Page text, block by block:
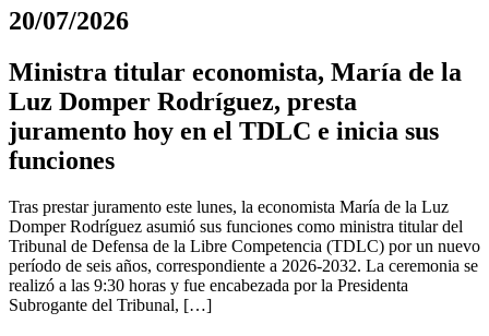
20/07/2026
Ministra titular economista, María de la
Luz Domper Rodríguez, presta
juramento hoy en el TDLC e inicia sus
funciones
Tras prestar juramento este lunes, la economista María de la Luz
Domper Rodríguez asumió sus funciones como ministra titular del
Tribunal de Defensa de la Libre Competencia (TDLC) por un nuevo
período de seis años, correspondiente a 2026-2032. La ceremonia se
realizó a las 9:30 horas y fue encabezada por la Presidenta
Subrogante del Tribunal, […]